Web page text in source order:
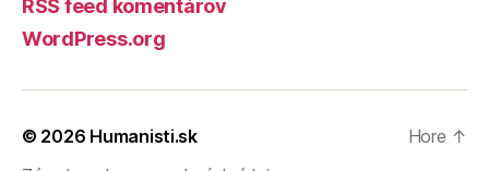
RSS feed komentárov
WordPress.org
© 2026 Humanisti.sk
Hore ↑